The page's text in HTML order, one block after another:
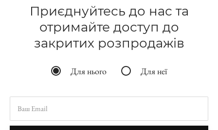
Приєднуйтесь до нас та
отримайте доступ до
закритих розпродажів
Для нього Для неї